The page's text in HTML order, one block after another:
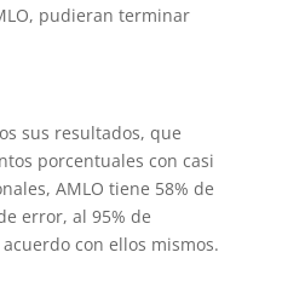
pudieran terminar
sus resultados, que
porcentuales con casi
AMLO tiene 58% de
error, al 95% de
con ellos mismos.